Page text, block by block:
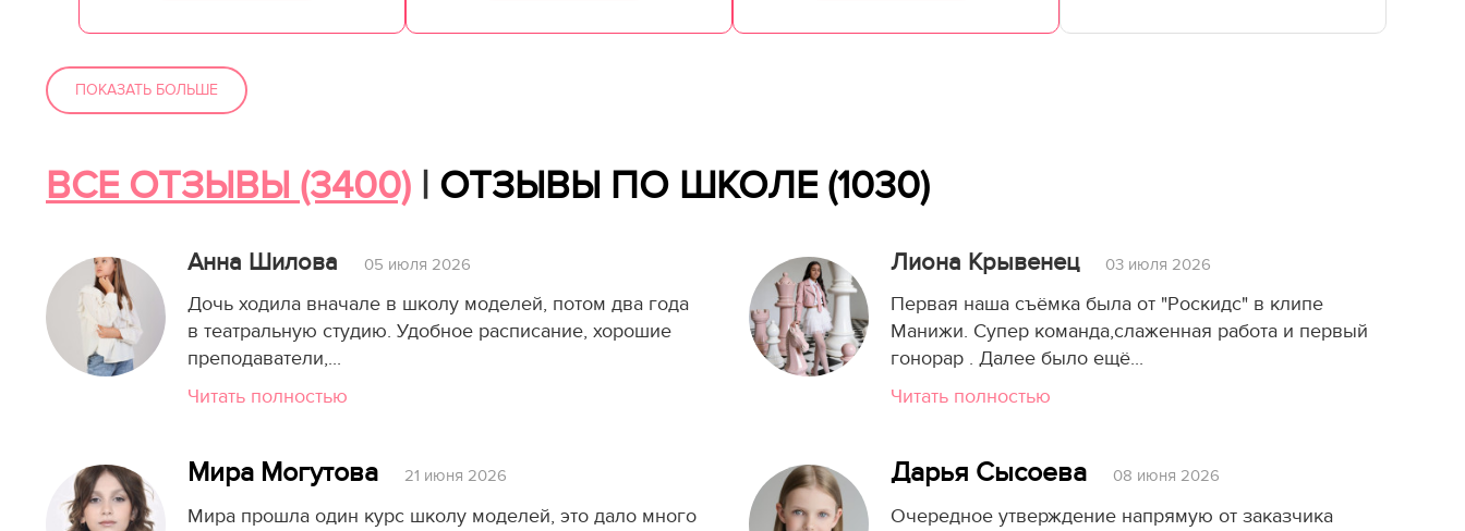
ПОКАЗАТЬ БОЛЬШЕ
ВСЕ ОТЗЫВЫ (3400) | ОТЗЫВЫ ПО ШКОЛЕ (1030)
Анна Шилова 05 июля 2026
Дочь ходила вначале в школу моделей, потом два года
в театральную студию. Удобное расписание, хорошие
преподаватели,...
Читать полностью
Лиона Крывенец 03 июля 2026
Первая наша съёмка была от "Роскидс" в клипе
Манижи. Супер команда,слаженная работа и первый
гонорар . Далее было ещё...
Читать полностью
Мира Могутова 21 июня 2026
Мира прошла один курс школу моделей, это дало много
Дарья Сысоева 08 июня 2026
Очередное утверждение напрямую от заказчика